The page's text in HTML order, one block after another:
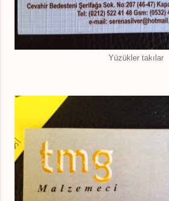
Yüzükler takılar